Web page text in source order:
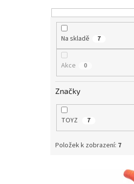
u
Na skladě 7
Akce 0
Značky
TOYZ 7
Položek k zobrazení: 7